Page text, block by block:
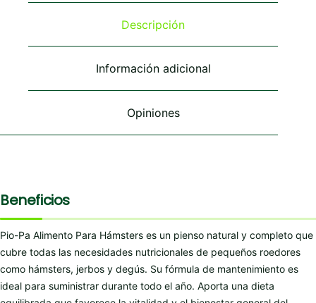
Descripción
Información adicional
Opiniones
Beneficios
Pio-Pa Alimento Para Hámsters es un pienso natural y completo que
cubre todas las necesidades nutricionales de pequeños roedores
como hámsters, jerbos y degús. Su fórmula de mantenimiento es
ideal para suministrar durante todo el año. Aporta una dieta